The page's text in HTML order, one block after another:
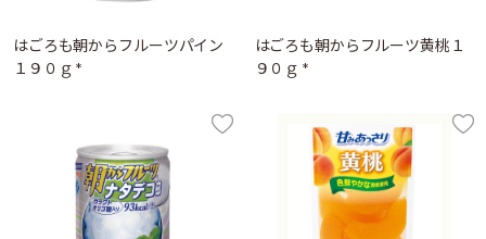
はごろも朝からフルーツパイン
１９０ｇ *
はごろも朝からフルーツ黄桃１
９０ｇ *